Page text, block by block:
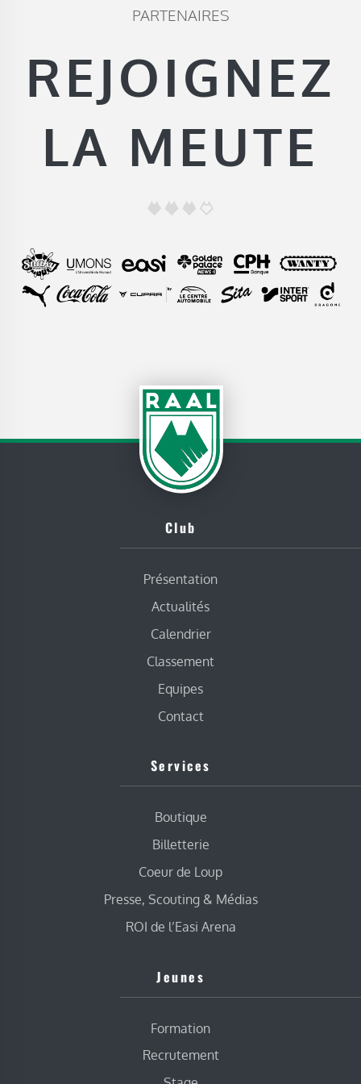
PARTENAIRES
REJOIGNEZ
LA MEUTE
Club
Présentation
Actualités
Calendrier
Classement
Equipes
Contact
Services
Boutique
Billetterie
Coeur de Loup
Presse, Scouting & Médias
ROI de l’Easi Arena
Jeunes
Formation
Recrutement